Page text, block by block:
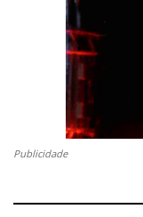
Publicidade